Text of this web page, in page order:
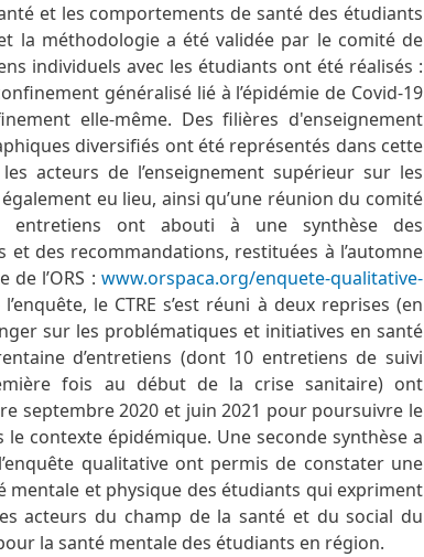
et les comportements de santé des étudiants
la méthodologie a été validée par le comité de
individuels avec les étudiants ont été réalisés :
généralisé lié à l’épidémie de Covid-19
elle-même. Des filières d'enseignement
diversifiés ont été représentés dans cette
acteurs de l’enseignement supérieur sur les
eu lieu, ainsi qu’une réunion du comité
entretiens ont abouti à une synthèse des
des recommandations, restituées à l’automne
l’ORS : www.orspaca.org/enquete-qualitative-
le CTRE s’est réuni à deux reprises (en
sur les problématiques et initiatives en santé
d’entretiens (dont 10 entretiens de suivi
fois au début de la crise sanitaire) ont
septembre 2020 et juin 2021 pour poursuivre le
contexte épidémique. Une seconde synthèse a
qualitative ont permis de constater une
mentale et physique des étudiants qui expriment
acteurs du champ de la santé et du social du
la santé mentale des étudiants en région.